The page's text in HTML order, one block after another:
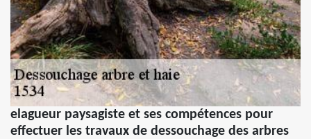
elagueur paysagiste et ses compétences pour
effectuer les travaux de dessouchage des arbres